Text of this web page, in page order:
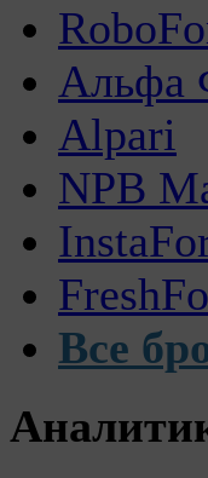
Альфа
Alpari
NPB
Все